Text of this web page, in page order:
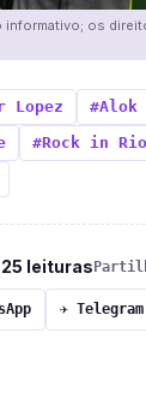
informativo; os
Lopez
#Alok
#Rock in Rio
25 leituras
✈ Telegram